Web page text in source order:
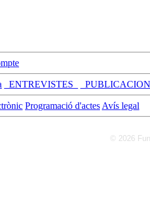
_ENTREVISTES_
Programació d'actes Avís legal
© 2026